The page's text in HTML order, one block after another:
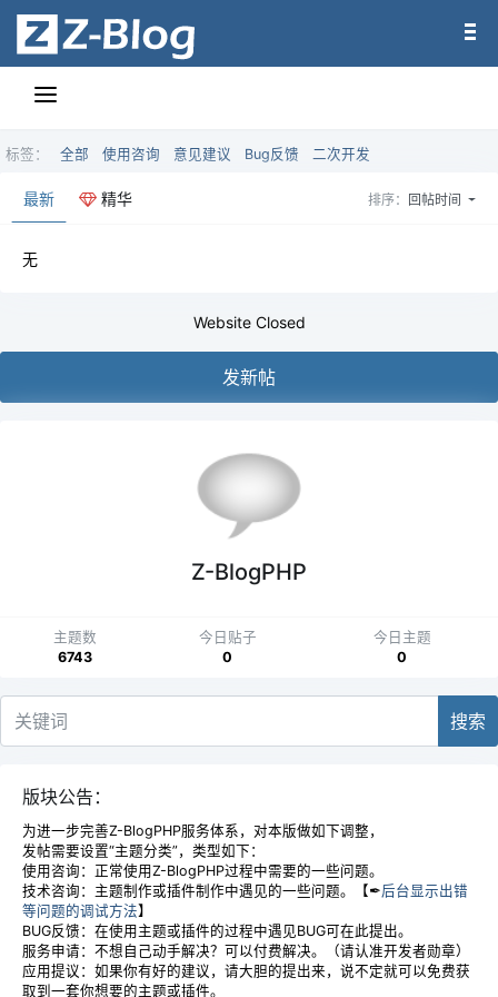
标签： 全部 使用咨询 意见建议 Bug反馈 二次开发
最新 精华 排序： 回帖时间
无
Website Closed
发新帖
Z-BlogPHP
主题数
6743
今日贴子
0
今日主题
0
搜索
版块公告：
为进一步完善Z-BlogPHP服务体系，对本版做如下调整，
发帖需要设置“主题分类”，类型如下：
使用咨询：正常使用Z-BlogPHP过程中需要的一些问题。
技术咨询：主题制作或插件制作中遇见的一些问题。【✒后台显示出错
等问题的调试方法】
BUG反馈：在使用主题或插件的过程中遇见BUG可在此提出。
服务申请：不想自己动手解决？可以付费解决。（请认准开发者勋章）
应用提议：如果你有好的建议，请大胆的提出来，说不定就可以免费获
取到一套你想要的主题或插件。